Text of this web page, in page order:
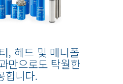
, 헤드 및 매니폴
만으로도 탁월한
합니다.